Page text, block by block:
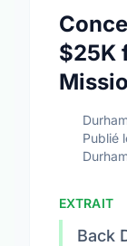
$25K
Publié
EXTRAIT
Back